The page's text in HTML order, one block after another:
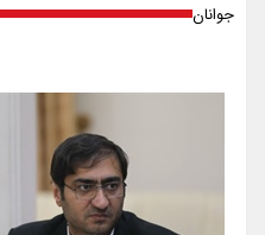
جوانان